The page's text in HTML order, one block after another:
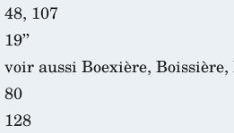
48, 107
19’’
voir aussi Boexière,
80
128